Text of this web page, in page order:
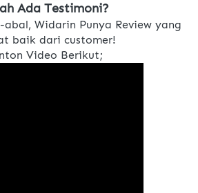
Ada Testimoni?
Widarin Punya Review yang
baik dari customer!
Video Berikut;